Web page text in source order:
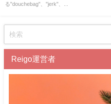
る"douchebag"、"jerk"、...
Reigo運営者